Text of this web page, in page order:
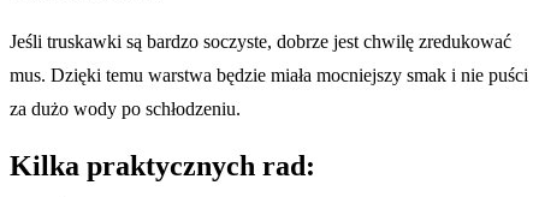
Jeśli truskawki są bardzo soczyste, dobrze jest chwilę zredukować
mus. Dzięki temu warstwa będzie miała mocniejszy smak i nie puści
za dużo wody po schłodzeniu.
Kilka praktycznych rad: